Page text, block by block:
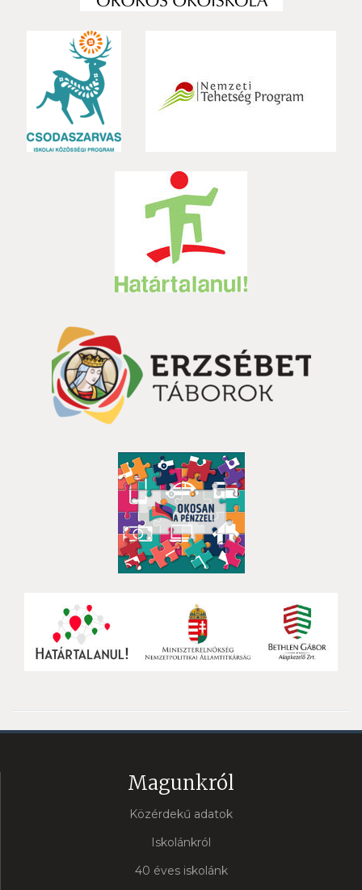
Magunkról
Közérdekű adatok
Iskolánkról
40 éves iskolánk